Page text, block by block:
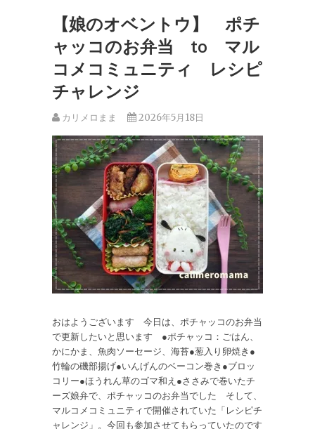
【娘のオベントウ】 ポチ
ャッコのお弁当 to マル
コメコミュニティ レシピ
チャレンジ
カリメロまま 2026年5月18日
おはようございます 今日は、ポチャッコのお弁当
で更新したいと思います ●ポチャッコ：ごはん、
かにかま、魚肉ソーセージ、海苔●葱入り卵焼き●
竹輪の磯部揚げ●いんげんのベーコン巻き●ブロッ
コリー●ほうれん草のゴマ和え●ささみで巻いたチ
ーズ娘弁で、ポチャッコのお弁当でした そして、
マルコメコミュニティで開催されていた「レシピチ
ャレンジ」。今回も参加させてもらっていたのです